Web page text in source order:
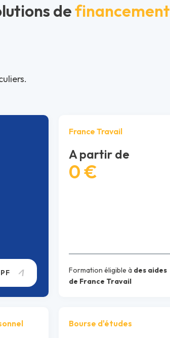
definancement
France Travail
A partir de
0 €
Formation éligible à des aides
de France Travail
Bourse d'études